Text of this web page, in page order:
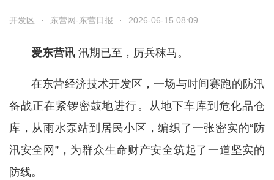
开发区 · 东营网-东营日报 · 2026-06-15 08:09
爱东营讯 汛期已至，厉兵秣马。
在东营经济技术开发区，一场与时间赛跑的防汛
备战正在紧锣密鼓地进行。从地下车库到危化品仓
库，从雨水泵站到居民小区，编织了一张密实的“防
汛安全网”，为群众生命财产安全筑起了一道坚实的
防线。